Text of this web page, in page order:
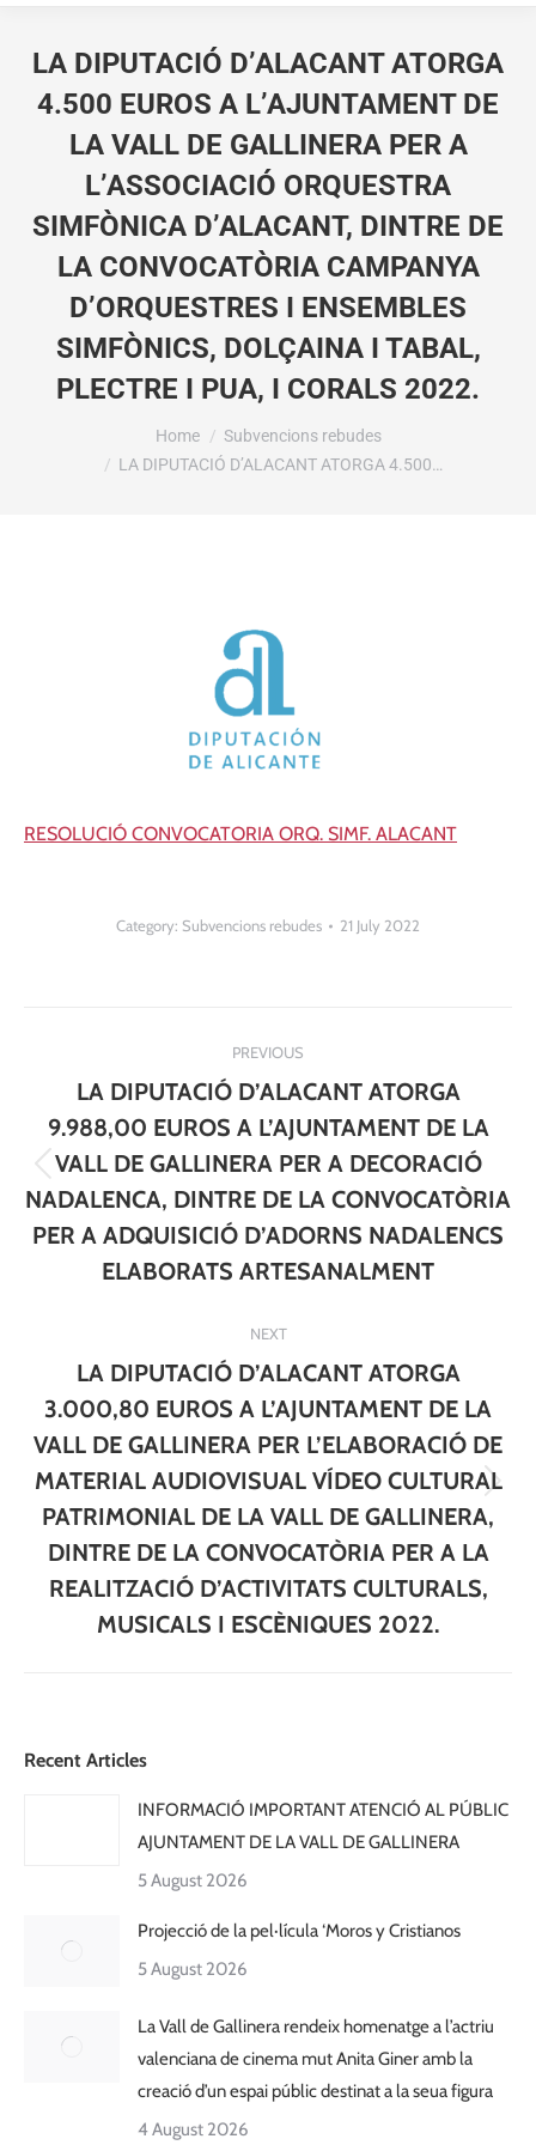
LA DIPUTACIÓ D’ALACANT ATORGA
4.500 EUROS A L’AJUNTAMENT DE
LA VALL DE GALLINERA PER A
L’ASSOCIACIÓ ORQUESTRA
SIMFÒNICA D’ALACANT, DINTRE DE
LA CONVOCATÒRIA CAMPANYA
D’ORQUESTRES I ENSEMBLES
SIMFÒNICS, DOLÇAINA I TABAL,
PLECTRE I PUA, I CORALS 2022.
Home
Subvencions rebudes
LA DIPUTACIÓ D’ALACANT ATORGA 4.500…
RESOLUCIÓ CONVOCATORIA ORQ. SIMF. ALACANT
Category: Subvencions rebudes 21 July 2022
navigation
PREVIOUS
Previous
post:
LA DIPUTACIÓ D’ALACANT ATORGA
9.988,00 EUROS A L’AJUNTAMENT DE LA
VALL DE GALLINERA PER A DECORACIÓ
NADALENCA, DINTRE DE LA CONVOCATÒRIA
PER A ADQUISICIÓ D’ADORNS NADALENCS
ELABORATS ARTESANALMENT
NEXT
Next
post:
LA DIPUTACIÓ D’ALACANT ATORGA
3.000,80 EUROS A L’AJUNTAMENT DE LA
VALL DE GALLINERA PER L’ELABORACIÓ DE
MATERIAL AUDIOVISUAL VÍDEO CULTURAL
PATRIMONIAL DE LA VALL DE GALLINERA,
DINTRE DE LA CONVOCATÒRIA PER A LA
REALITZACIÓ D’ACTIVITATS CULTURALS,
MUSICALS I ESCÈNIQUES 2022.
Recent Articles
INFORMACIÓ IMPORTANT ATENCIÓ AL PÚBLIC
AJUNTAMENT DE LA VALL DE GALLINERA
5 August 2026
Projecció de la pel·lícula ‘Moros y Cristianos
5 August 2026
La Vall de Gallinera rendeix homenatge a l’actriu
valenciana de cinema mut Anita Giner amb la
creació d’un espai públic destinat a la seua figura
4 August 2026